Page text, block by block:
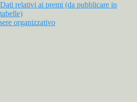
Dati relativi ai premi (da pubblicare in
tabelle)
organizzativo